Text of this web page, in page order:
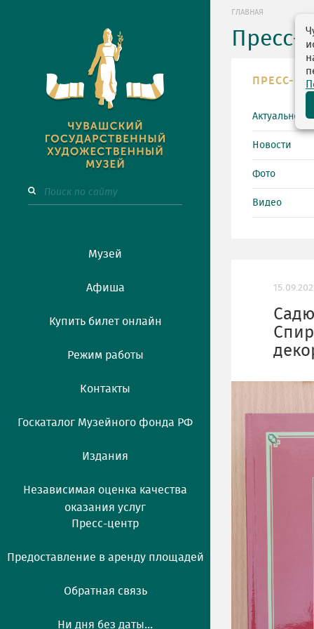
Музей
Афиша
Купить билет онлайн
Режим работы
Контакты
Госкаталог Музейного фонда РФ
Издания
Независимая оценка качества
оказания услуг
Пресс-центр
Предоставление в аренду площадей
Обратная связь
Ни дня без даты...
ГЛАВНАЯ
Пресс-
ПРЕСС-
Актуально
Новости
Фото
Видео